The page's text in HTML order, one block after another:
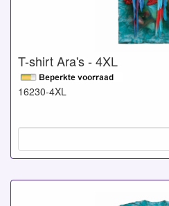
T-shirt Ara's - 4XL
16230-4XL